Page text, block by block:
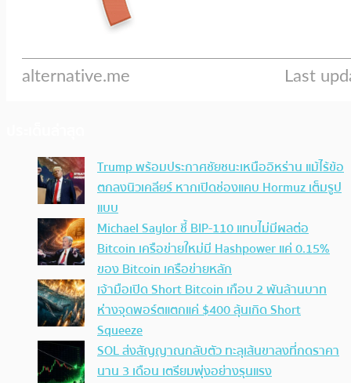
Trump พร้อมประกาศชัยชนะเหนืออิหร่าน แม้ไร้ข้อ
ตกลงนิวเคลียร์ หากเปิดช่องแคบ Hormuz เต็มรูป
แบบ
Michael Saylor ชี้ BIP-110 แทบไม่มีผลต่อ
Bitcoin เครือข่ายใหม่มี Hashpower แค่ 0.15%
ของ Bitcoin เครือข่ายหลัก
เจ้ามือเปิด Short Bitcoin เกือบ 2 พันล้านบาท
ห่างจุดพอร์ตแตกแค่ $400 ลุ้นเกิด Short
Squeeze
SOL ส่งสัญญาณกลับตัว ทะลุเส้นขาลงที่กดราคา
นาน 3 เดือน เตรียมพุ่งอย่างรุนแรง